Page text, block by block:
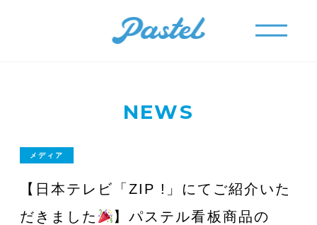
メニュー
NEWS
メディア
【日本テレビ「ZIP !」にてご紹介いた
だきました
】パステル看板商品の